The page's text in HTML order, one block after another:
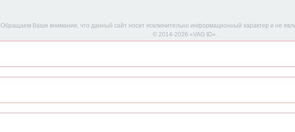
Обращаем Ваше внимание, что данный сайт носит исключительно информационный характер и не
© 2014-2026 «VAG ID».